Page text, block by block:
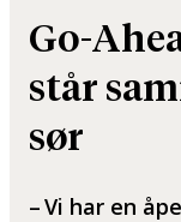
Go-
står
sør
– Vi har en